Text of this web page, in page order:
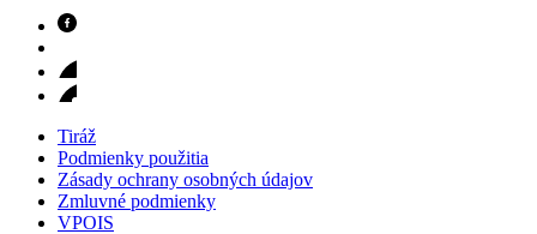
Tiráž
Podmienky použitia
Zásady ochrany osobných údajov
Zmluvné podmienky
VPOIS